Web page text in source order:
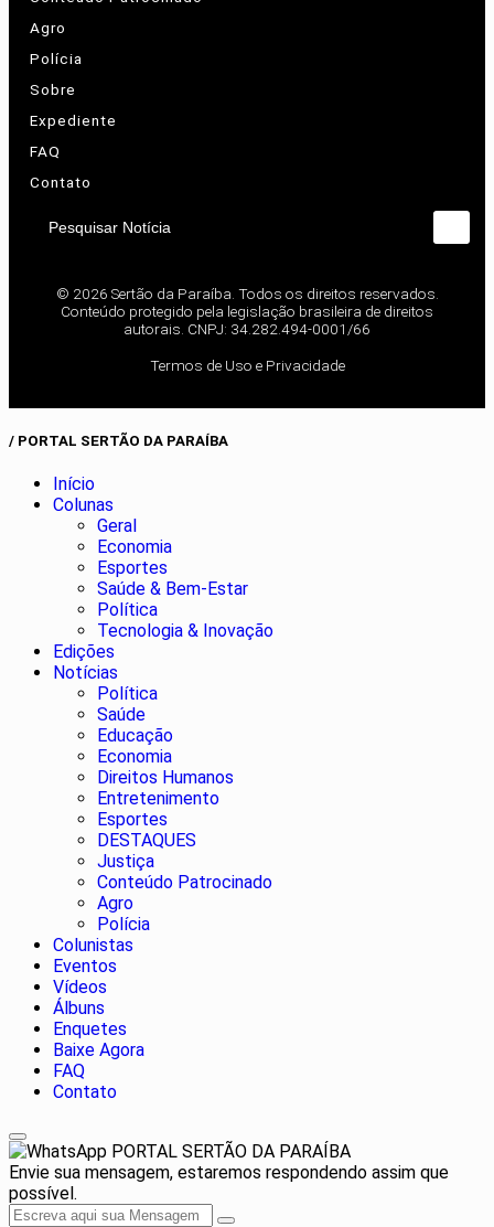
Agro
Polícia
Sobre
Expediente
FAQ
Contato
Pesquisar Notícia
© 2026 Sertão da Paraíba. Todos os direitos reservados.
Conteúdo protegido pela legislação brasileira de direitos
autorais. CNPJ: 34.282.494-0001/66
Termos de Uso e Privacidade
/ PORTAL SERTÃO DA PARAÍBA
Início
Colunas
Geral
Economia
Esportes
Saúde & Bem-Estar
Política
Tecnologia & Inovação
Edições
Notícias
Política
Saúde
Educação
Economia
Direitos Humanos
Entretenimento
Esportes
DESTAQUES
Justiça
Conteúdo Patrocinado
Agro
Polícia
Colunistas
Eventos
Vídeos
Álbuns
Enquetes
Baixe Agora
FAQ
Contato
PORTAL SERTÃO DA PARAÍBA
Envie sua mensagem, estaremos respondendo assim que
possível.